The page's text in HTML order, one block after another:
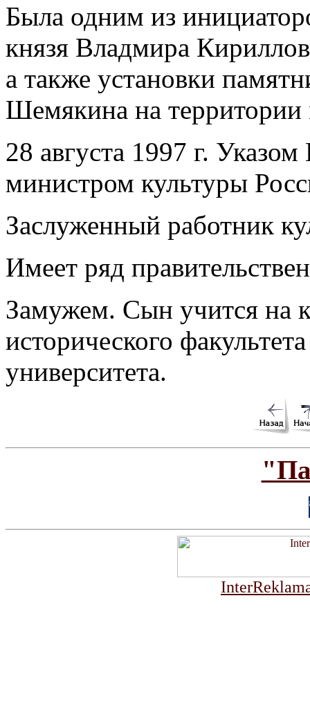
Была одним из
князя Владмира
а также установки
Шемякина на территории
28 августа 1997 г.
министром культуры
Заслуженный работник
Имеет ряд
Замужем. Сын учится на
исторического
университета.